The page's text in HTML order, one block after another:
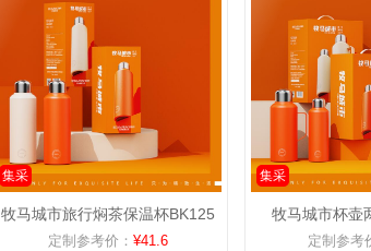
集采
牧马城市旅行焖茶保温杯BK125
定制参考价： ¥41.6
集采
牧马城市杯壶
定制参考